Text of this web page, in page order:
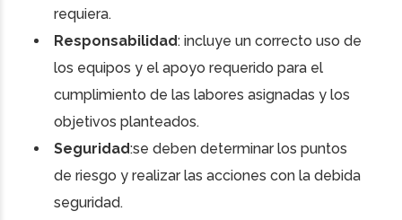
requiera.
Responsabilidad: incluye un correcto uso de
los equipos y el apoyo requerido para el
cumplimiento de las labores asignadas y los
objetivos planteados.
Seguridad:se deben determinar los puntos
de riesgo y realizar las acciones con la debida
seguridad.